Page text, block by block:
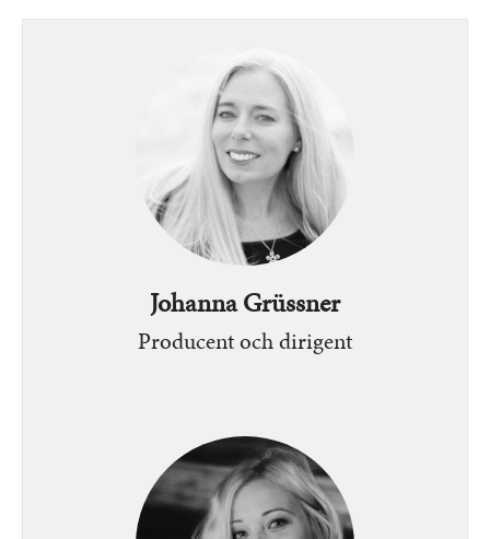
Johanna Grüssner
Producent och dirigent